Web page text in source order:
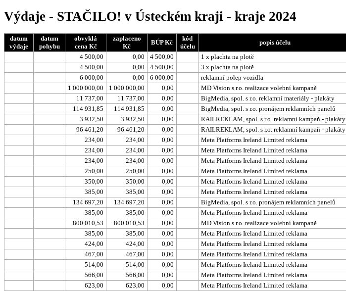
Výdaje - STAČILO! v Ústeckém kraji - kraje 2024
datum
výdaje
datum
pohybu
obvyklá
cena Kč
zaplaceno
Kč
BÚP Kč
kód
účelu
popis účelu
4 500,00
0,00 4 500,00 1 x plachta na plotě
4 500,00
0,00 4 500,00 3 x plachta na plotě
6 000,00
0,00 6 000,00 reklamní polep vozidla
1 000 000,00
1 000 000,00 0,00
MD Vision s.r.o. realizace volební kampaně
11 737,00
11 737,00 0,00
BigMedia, spol. s r.o. reklamní materiály - plakáty
114 931,85
114 931,85 0,00
BigMedia, spol. s r.o. pronájem reklamních panelů
3 932,50
3 932,50 0,00
RAILREKLAM, spol. s r.o. reklamní kampaň - plakáty
96 461,20
96 461,20 0,00
RAILREKLAM, spol. s r.o. reklamní kampaň - plakáty
234,00
234,00 0,00
Meta Platforms Ireland Limited reklama
234,00
234,00 0,00
Meta Platforms Ireland Limited reklama
234,00
234,00 0,00
Meta Platforms Ireland Limited reklama
250,00
250,00 0,00
Meta Platforms Ireland Limited reklama
350,00
350,00 0,00
Meta Platforms Ireland Limited reklama
385,00
385,00 0,00
Meta Platforms Ireland Limited reklama
134 697,20
134 697,20 0,00
BigMedia, spol. s r.o. pronájem reklamních panelů
385,00
385,00 0,00
Meta Platforms Ireland Limited reklama
800 010,53
800 010,53 0,00
MD Vision s.r.o. realizace volební kampaně
385,00
385,00 0,00
Meta Platforms Ireland Limited reklama
424,00
424,00 0,00
Meta Platforms Ireland Limited reklama
467,00
467,00 0,00
Meta Platforms Ireland Limited reklama
514,00
514,00 0,00
Meta Platforms Ireland Limited reklama
566,00
566,00 0,00
Meta Platforms Ireland Limited reklama
623,00
623,00 0,00
Meta Platforms Ireland Limited reklama